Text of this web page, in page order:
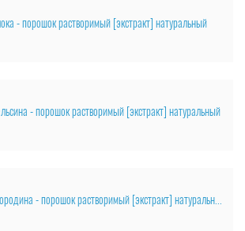
- порошок растворимый [экстракт] натуральный
- порошок растворимый [экстракт] натуральный
Черная смородина - порошок растворимый [экстракт] натуральный